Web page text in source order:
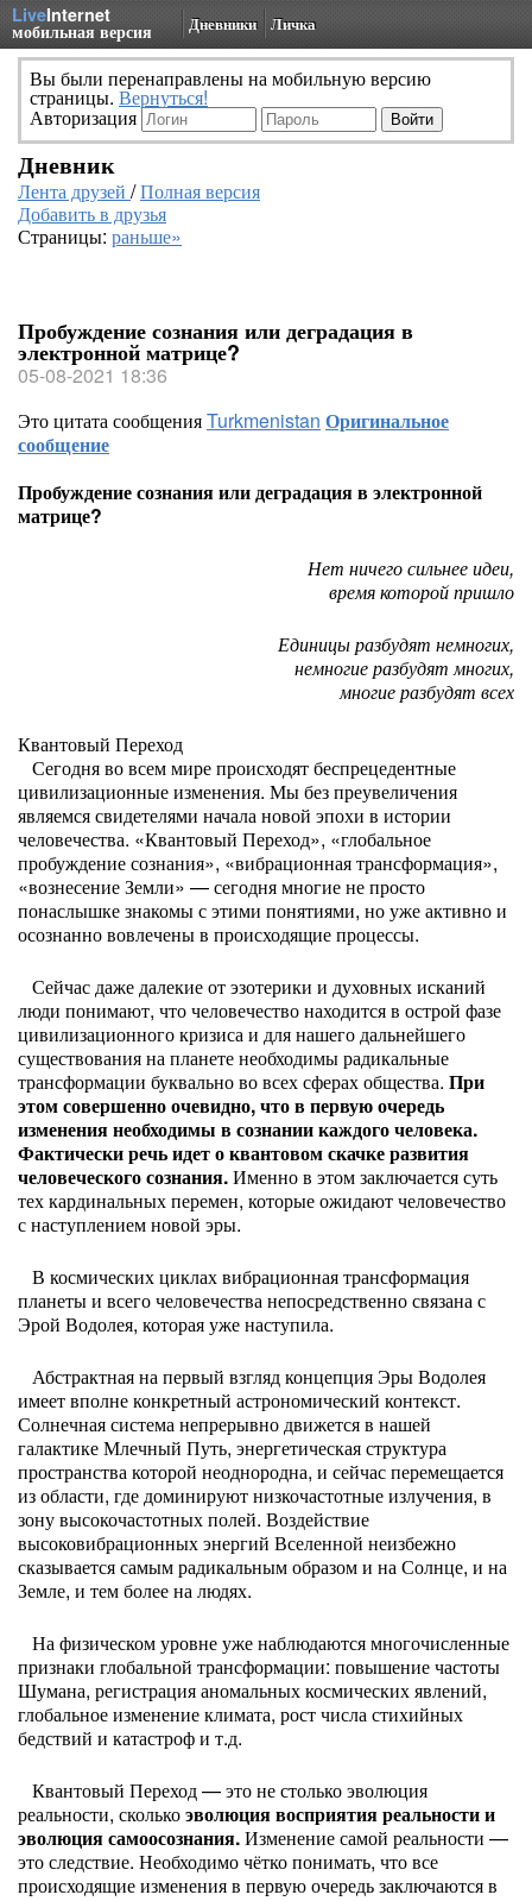
LiveInternet
мобильная версия Дневники Личка
Вы были перенаправлены на мобильную версию
страницы. Вернуться!
Авторизация
Дневник
Лента друзей /Полная версия
Добавить в друзья
Страницы: раньше»
Пробуждение сознания или деградация в
электронной матрице?
05-08-2021 18:36
Это цитата сообщенияTurkmenistan Оригинальное
сообщение
Пробуждение сознания или деградация в электронной
матрице?
Нет ничего сильнее идеи,
время которой пришло
Единицы разбудят немногих,
немногие разбудят многих,
многие разбудят всех
Квантовый Переход
Сегодня во всем мире происходят беспрецедентные
цивилизационные изменения. Мы без преувеличения
являемся свидетелями начала новой эпохи в истории
человечества. «Квантовый Переход», «глобальное
пробуждение сознания», «вибрационная трансформация»,
«вознесение Земли» — сегодня многие не просто
понаслышке знакомы с этими понятиями, но уже активно и
осознанно вовлечены в происходящие процессы.
Сейчас даже далекие от эзотерики и духовных исканий
люди понимают, что человечество находится в острой фазе
цивилизационного кризиса и для нашего дальнейшего
существования на планете необходимы радикальные
трансформации буквально во всех сферах общества. При
этом совершенно очевидно, что в первую очередь
изменения необходимы в сознании каждого человека.
Фактически речь идет о квантовом скачке развития
человеческого сознания.Именно в этом заключается суть
тех кардинальных перемен, которые ожидают человечество
с наступлением новой эры.
В космических циклах вибрационная трансформация
планеты и всего человечества непосредственно связана с
Эрой Водолея, которая уже наступила.
Абстрактная на первый взгляд концепция Эры Водолея
имеет вполне конкретный астрономический контекст.
Солнечная система непрерывно движется в нашей
галактике Млечный Путь, энергетическая структура
пространства которой неоднородна, и сейчас перемещается
из области, где доминируют низкочастотные излучения, в
зону высокочастотных полей. Воздействие
высоковибрационных энергий Вселенной неизбежно
сказывается самым радикальным образом и на Солнце, и на
Земле, и тем более на людях.
На физическом уровне уже наблюдаются многочисленные
признаки глобальной трансформации: повышение частоты
Шумана, регистрация аномальных космических явлений,
глобальное изменение климата, рост числа стихийных
бедствий и катастроф и т.д.
Квантовый Переход — это не столько эволюция
реальности, сколькоэволюция восприятия реальности и
эволюция самоосознания.Изменение самой реальности —
это следствие. Необходимо чётко понимать, что все
происходящие изменения в первую очередь заключаются в